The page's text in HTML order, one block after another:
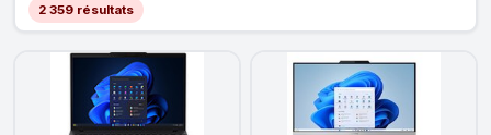
2 359 résultats